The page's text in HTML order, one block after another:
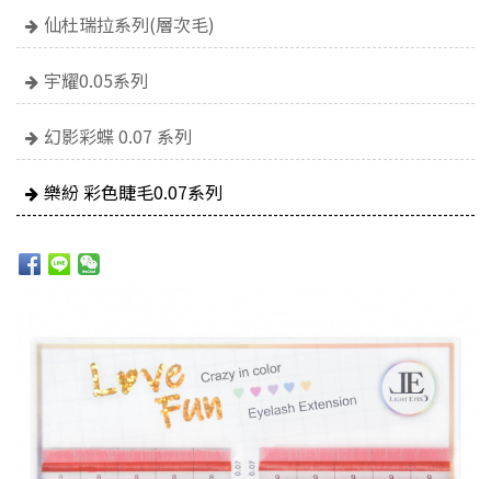
仙杜瑞拉系列(層次毛)
宇耀0.05系列
幻影彩蝶 0.07 系列
樂紛 彩色睫毛0.07系列